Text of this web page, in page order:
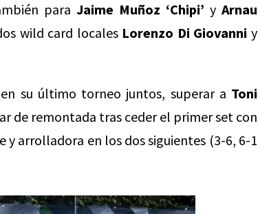
para Jaime Muñoz ‘Chipi’ yArnau
wild card locales Lorenzo Di Giovanni y
en su último torneo juntos, superar a Toni
de remontada tras ceder el primer set con
arrolladora en los dos siguientes (3-6, 6-1